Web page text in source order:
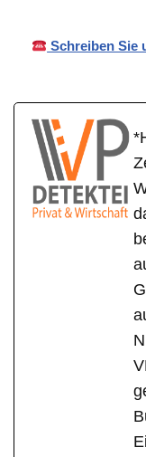
Schreiben Sie